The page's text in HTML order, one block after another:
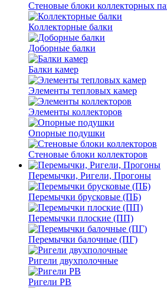
Стеновые блоки коллекторных
Коллекторные балки
Доборные балки
Балки камер
Элементы тепловых камер
Элементы коллекторов
Опорные подушки
Стеновые блоки коллекторов
Перемычки, Ригели, Прогоны
Перемычки брусковые (ПБ)
Перемычки плоские (ПП)
Перемычки балочные (ПГ)
Ригели двухполочные
Ригели РВ